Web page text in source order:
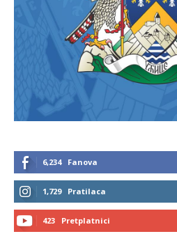
6,234 Fanova
1,729 Pratilaca
423 Pretplatnici